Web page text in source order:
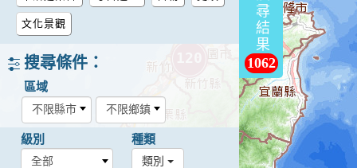
350
文化景觀
搜尋條件：
區域
級別 種類
類別
搜尋結果
1062